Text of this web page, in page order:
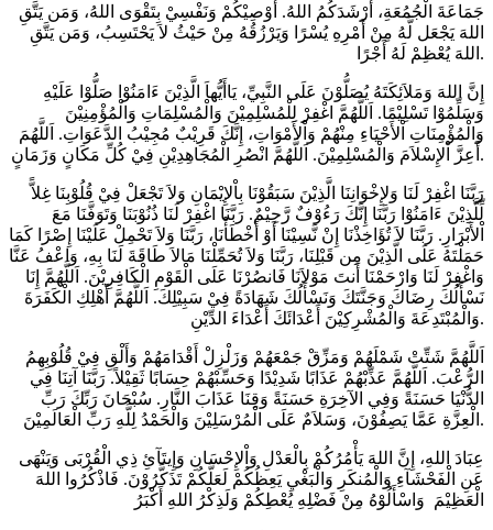
جَمَاعَةَ الْجُمُعَةِ، أَرْشَدَكُمُ اللهُ. أُوْصِيْكُمْ وَنَفْسِيْ بِتَقْوَى اللهُ، وَمَن يَتَّقِ
اللهَ يَجْعَل لَّهُ مِنْ أَمْرِهِ يُسْرًا وَيَرْزُقُهُ مِنْ حَيْثُ لاَ يَحْتَسِبُ، وَمَن يَتَّقِ
اللهَ يُعْظِمْ لَهُ أَجْرًا.
إِنَّ اللهَ وَمَلاَئِكَتَهُ يُصَلُّوْنَ عَلَى النَّبِيِّ، يَاأَيُّهاَ الَّذِيْنَ ءَامَنُوْا صَلُّوْا عَلَيْهِ
وَسَلِّمُوْا تَسْلِيْمًا. اَللَّهُمَّ اغْفِرْ لِلْمُسْلِمِيْنَ وَالْمُسْلِمَاتِ وَالْمُؤْمِنِيْنَ
وَالْمُؤْمِنَاتِ اْلأَحْيَاءِ مِنْهُمْ وَاْلأَمْوَاتِ، إِنَّكَ قَرِيْبٌ مُجِيْبُ الدَّعَوَاتِ. اَللَّهُمَ
أَعِزَّ اْلإِسْلاَمَ وَالْمُسْلِمِيْنَ. اَللَّهُمَّ انْصُرِ الْمُجَاهِدِيْنِ فِيْ كُلِّ مَكَانٍ وَزَمَانٍ.
رَبَّنَا اغْفِرْ لَنَا وَلإِخْوَانِنَا الَّذِيْنَ سَبَقُوْنَا بِاْلإِيْمَانِ وَلاَ تَجْعَلْ فِيْ قُلُوْبِنَا غِلاًّ
لِّلَّذِيْنَ ءَامَنُوْا رَبَّنَا إِنَّكَ رَءُوْفٌ رَّحِيْمٌ. رَبَّنَا اغْفِرْ لَنَا ذُنُوْبَنَا وَتَوَفَّنَا مَعَ
اْلأَبْرَارِ. رَبَّنَا لاَ تُؤَاخِذْنَا إِنْ نَّسِيْنَا أَوْ أَخْطَأْنَا، رَبَّنَا وَلاَ تَحْمِلْ عَلَيْنَا إِصْرًا كَمَا
حَمَلْتَهُ عَلَى الَّذِيْنَ مِن قَبْلِنَا، رَبَّنَا وَلاَ تُحَمِّلْنَا مَالاَ طَاقَةَ لَنَا بِهِ، وَاعْفُ عَنَّا
وَاغْفِرْ لَنَا وَارْحَمْنَا أَنتَ مَوْلاَنَا فَانصُرْنَا عَلَى الْقَوْمِ الْكَافِرِيْنَ. اَللَّهُمَّ إِنَا
نَسْأَلُكَ رِضَاكَ وَجَنَّتَكَ وَنَسْأَلُكَ شَهَادَةً فِيْ سَبِيْلِكَ. اَللَّهُمَّ أَهْلِكِ الْكَفَرَةَ
وَالْمُبْتَدِعَةَ وَالْمُشْرِكِيْنَ أَعْدَائَكَ أَعْدَاءَ الدِّيْنِ.
اَللَّهُمَّ شَتِّتْ شَمْلَهُمْ وَمَزِّقْ جَمْعَهُمْ وَزَلْزِلْ أَقْدَامَهُمْ وَأَلْقِ فِيْ قُلُوْبِهِمُ
الرُّعْبَ. اَللَّهُمَّ عَذِّبْهُمْ عَذَابًا شَدِيْدًا وَحَسِّبْهُمْ حِسَابًا ثَقِيْلاً. رَبَّنَا آتِنَا فِي
الدُّنْيَا حَسَنَةً وَفِي الآخِرَةِ حَسَنَةً وَقِنَا عَذَابَ النَّارِ. سُبْحَانَ رَبِّكَ رَبِّ
الْعِزَّةِ عَمَّا يَصِفُوْنَ، وَسَلاَمٌ عَلَى الْمُرْسَلِيْنَ وَالْحَمْدُ لِلَّهِ رَبِّ الْعَالَمِيْنَ.
عِبَادَ اللهِ، إِنَّ اللهَ يَأْمُرُكُمْ بِالْعَدْلِ وَاْلإِحْسَانِ وَإِيتَآئِ ذِي الْقُرْبَى وَيَنْهَى
عَنِ الْفَحْشَآءِ وَالْمُنكَرِ وَالْبَغْيِ يَعِظُكُمْ لَعَلَّكُمْ تَذَكَّرُوْنَ. فَاذْكُرُوا اللهَ
الْعَظِيْمَ وَاسْأَلُوْهُ مِنْ فَضْلِهِ يُعْطِكُمْ وَلَذِكْرُ اللهِ أَكْبَرُ